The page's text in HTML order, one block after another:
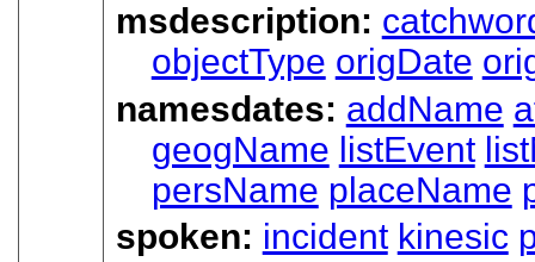
msdescription:
objectType origDate
namesdates: addName
geogName listEvent
persName placeName
spoken: incident kinesic